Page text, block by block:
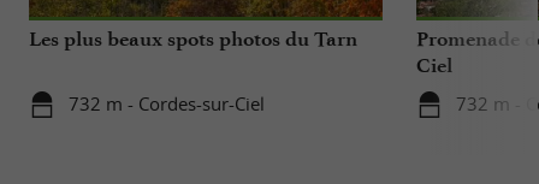
Les plus beaux spots photos du Tarn
732 m - Cordes-sur-Ciel
Promenade
Ciel
732 m -